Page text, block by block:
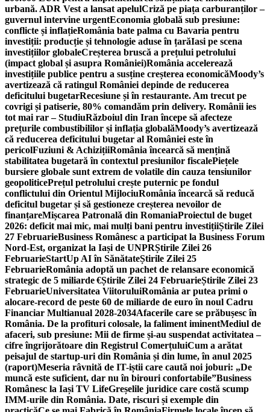
urbană. ADR Vest a lansat apelulCriză pe piața carburanților –
guvernul intervine urgentEconomia globală sub presiune:
conflicte și inflațieRomânia bate palma cu Bavaria pentru
investiții: producție și tehnologie aduse în țarăIasi pe scena
investițiilor globaleCreșterea bruscă a prețului petrolului
(impact global și asupra României)România accelerează
investițiile publice pentru a susține creșterea economicăMoody’s
avertizează că ratingul României depinde de reducerea
deficitului bugetarRecesiune și în restaurante. Am trecut pe
covrigi și patiserie, 80% comandăm prin delivery. Românii ies
tot mai rar – StudiuRăzboiul din Iran începe să afecteze
prețurile combustibililor și inflația globalăMoody’s avertizează
că reducerea deficitului bugetar al României este în
pericolFuziuni & AchizițiiRomânia încearcă să mențină
stabilitatea bugetară în contextul presiunilor fiscalePiețele
bursiere globale sunt extrem de volatile din cauza tensiunilor
geopoliticePrețul petrolului crește puternic pe fondul
conflictului din Orientul MijlociuRomânia încearcă să reducă
deficitul bugetar și să gestioneze creșterea nevoilor de
finanțareMișcarea Patronală din RomaniaProiectul de buget
2026: deficit mai mic, mai mulți bani pentru investițiiȘtirile Zilei
27 FebruarieBusiness Românesc a participat la Business Forum
Nord-Est, organizat la Iași de UNPRȘtirile Zilei 26
FebruarieStartUp AI în SănătateȘtirile Zilei 25
FebruarieRomânia adoptă un pachet de relansare economică
strategic de 5 miliarde €Știrile Zilei 24 FebruarieȘtirile Zilei 23
FebruarieUniversitatea ViitoruluiRomânia ar putea primi o
alocare-record de peste 60 de miliarde de euro în noul Cadru
Financiar Multianual 2028-2034Afacerile care se prăbușesc în
România. De la profituri colosale, la faliment iminentMediul de
afaceri, sub presiune: Mii de firme și-au suspendat activitatea –
cifre îngrijorătoare din Registrul ComerțuluiCum a arătat
peisajul de startup-uri din România și din lume, în anul 2025
(raport)Meseria râvnită de IT-iștii care caută noi joburi: „De
muncă este suficient, dar nu în birouri confortabile”Business
Românesc la Iași TV LifeGreșelile juridice care costă scump
IMM-urile din România. Date, riscuri și exemple din